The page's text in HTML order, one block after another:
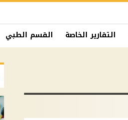
التقارير الخاصة القسم الطبي